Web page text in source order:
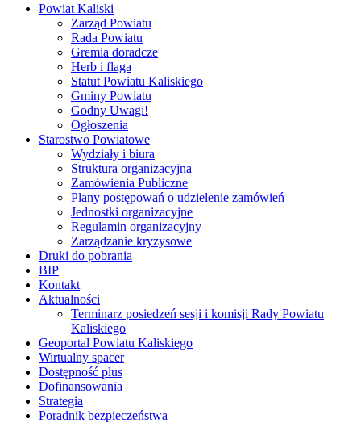
Powiat Kaliski
Zarząd Powiatu
Rada Powiatu
Gremia doradcze
Herb i flaga
Statut Powiatu Kaliskiego
Gminy Powiatu
Godny Uwagi!
Ogłoszenia
Starostwo Powiatowe
Wydziały i biura
Struktura organizacyjna
Zamówienia Publiczne
Plany postępowań o udzielenie zamówień
Jednostki organizacyjne
Regulamin organizacyjny
Zarządzanie kryzysowe
Druki do pobrania
BIP
Kontakt
Aktualności
Terminarz posiedzeń sesji i komisji Rady Powiatu
Kaliskiego
Geoportal Powiatu Kaliskiego
Wirtualny spacer
Dostępność plus
Dofinansowania
Strategia
Poradnik bezpieczeństwa